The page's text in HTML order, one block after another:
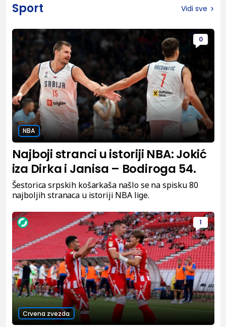
Sport Vidi sve
0
NBA
Najboji stranci u istoriji NBA: Jokić
iza Dirka i Janisa – Bodiroga 54.
Šestorica srpskih košarkaša našlo se na spisku 80
najboljih stranaca u istoriji NBA lige.
1
Crvena zvezda